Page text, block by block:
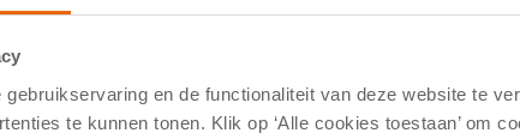
en de functionaliteit van deze website te
te kunnen tonen. Klik op ‘Alle cookies toestaan’ om